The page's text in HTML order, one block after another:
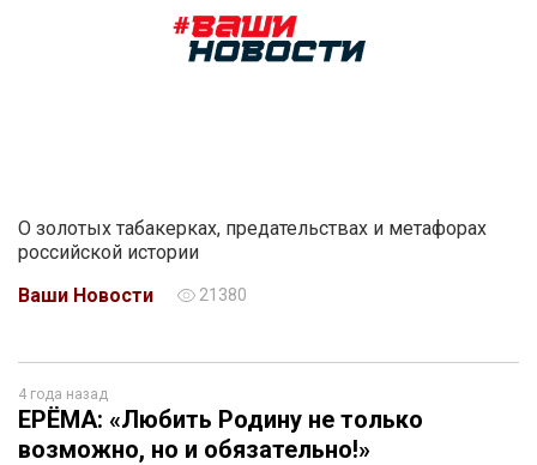
О золотых табакерках, предательствах и метафорах
российской истории
Ваши Новости
21380
4 года назад
ЕРЁМА: «Любить Родину не только
возможно, но и обязательно!»